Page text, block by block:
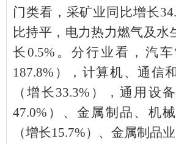
门类看，采矿业同比增长
比持平，电力热力燃气及水
长0.5% 。分行业看，汽
187.8% ），计算机、通信
（增长 33.3% ），通用设
47.0% ）、金属制品、机
（增长15.7%）、金属制品